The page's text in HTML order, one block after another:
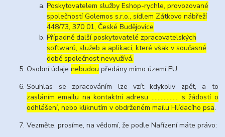
Poskytovatelem služby Eshop-rychle, provozované
společností Golemos s.r.o., sídlem Zátkovo nábřeží
448/73, 370 01, České Budějovice
Případně další poskytovatelé zpracovatelských
softwarů, služeb a aplikací, které však v současné
době společnost nevyužívá.
Osobní údajenebudou předány mimo území EU.
Souhlas se zpracováním lze vzít kdykoliv zpět, a to
zasláním emailu na kontaktní adresu ..……………. s žádostí o
odhlášení, nebo kliknutím v obdrženém mailu Hlídacího psa.
Vezměte, prosíme, na vědomí, že podle Nařízení máte právo: